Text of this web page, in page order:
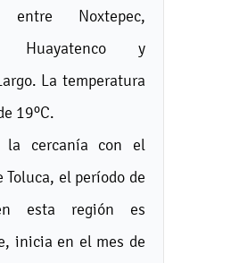
entre Noxtepec,
Huayatenco y
La temperatura
19ºC.
la cercanía con el
Toluca, el período de
esta región es
inicia en el mes de